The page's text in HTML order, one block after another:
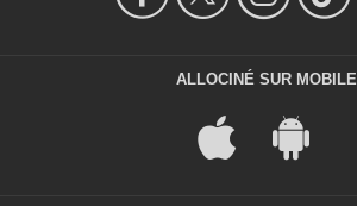
ALLOCINÉ SUR MOBILE